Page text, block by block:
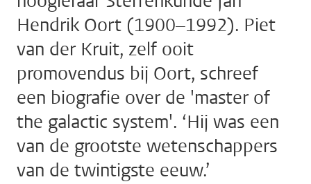
Hendrik Oort (1900–1992). Piet
van der Kruit, zelf ooit
promovendus bij Oort, schreef
een biografie over de 'master of
the galactic system'. ‘Hij was een
van de grootste wetenschappers
van de twintigste eeuw.’